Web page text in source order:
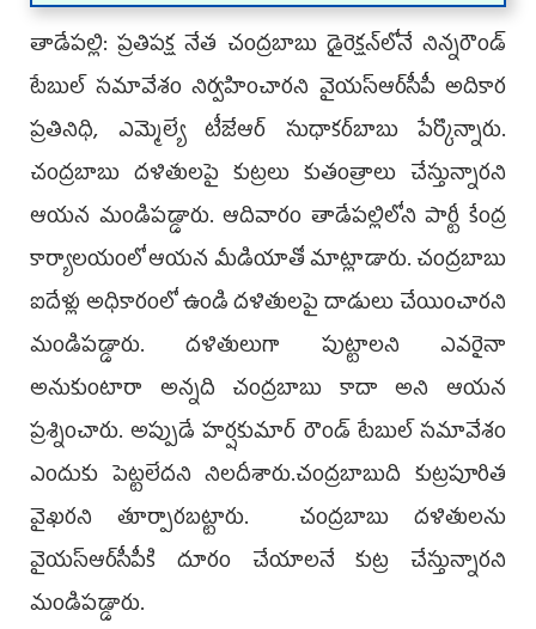
తాడేప‌ల్లి: ప‌్ర‌తిప‌క్ష నేత చంద్ర‌బాబు డైరెక్ష‌న్‌లోనే నిన్నరౌండ్
టేబుల్ స‌మావేశం నిర్వ‌హించార‌ని వైయ‌స్ఆర్‌సీపీ అదికార
ప్ర‌తినిధి, ఎమ్మెల్యే టీజేఆర్ సుధాక‌ర్‌బాబు పేర్కొన్నారు.
చంద్ర‌బాబు దళితులపై కుట్రలు కుతంత్రాలు చేస్తున్నార‌ని
ఆయ‌న మండిప‌డ్డారు. ఆదివారం తాడేప‌ల్లిలోని పార్టీ కేంద్ర
కార్యాల‌యంలో ఆయ‌న మీడియాతో మాట్లాడారు. చంద్ర‌బాబు
ఐదేళ్లు అధికారంలో ఉండి ద‌ళితుల‌పై దాడులు చేయించార‌ని
మండిప‌డ్డారు. ద‌ళితులుగా పుట్టాల‌ని ఎవ‌రైనా
అనుకుంటారా అన్న‌ది చంద్ర‌బాబు కాదా అని ఆయ‌న
ప్ర‌శ్నించారు. అప్పుడే హ‌ర్ష‌కుమార్ రౌండ్ టేబుల్ స‌మావేశం
ఎందుకు పెట్ట‌లేద‌ని నిల‌దీశారు.చంద్ర‌బాబుది కుట్ర‌పూరిత
వైఖ‌ర‌ని తూర్పార‌బ‌ట్టారు. చంద్రబాబు దళితులను
వైయ‌స్ఆర్‌‌సీపీకి దూరం చేయాలనే కుట్ర చేస్తున్నార‌ని
మండిప‌డ్డారు.